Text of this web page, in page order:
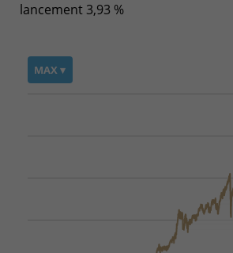
lancement 3,93 %
MAX ▾